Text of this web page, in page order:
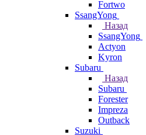
Fortwo
SsangYong
Назад
SsangYong
Actyon
Kyron
Subaru
Назад
Subaru
Forester
Impreza
Outback
Suzuki